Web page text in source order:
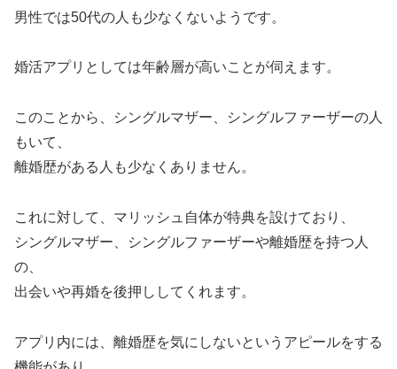
男性では50代の人も少なくないようです。
婚活アプリとしては年齢層が高いことが伺えます。
このことから、シングルマザー、シングルファーザーの人
もいて、
離婚歴がある人も少なくありません。
これに対して、マリッシュ自体が特典を設けており、
シングルマザー、シングルファーザーや離婚歴を持つ人
の、
出会いや再婚を後押ししてくれます。
アプリ内には、離婚歴を気にしないというアピールをする